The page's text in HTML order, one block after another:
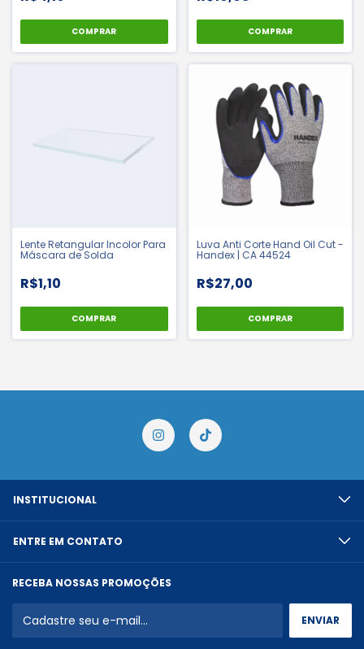
COMPRAR COMPRAR
Lente Retangular Incolor Para
Máscara de Solda
R$1,10
COMPRAR
Luva Anti Corte Hand Oil Cut -
Handex | CA 44524
R$27,00
COMPRAR
INSTITUCIONAL
ENTRE EM CONTATO
RECEBA NOSSAS PROMOÇÕES